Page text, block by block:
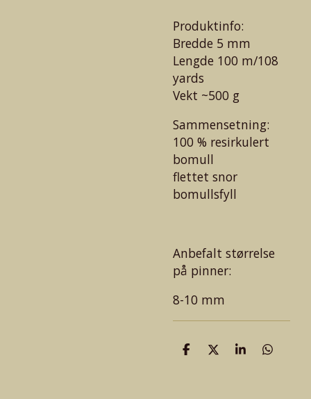
Produktinfo:
Bredde 5 mm
Lengde 100 m/108
yards
Vekt ~500 g
Sammensetning:
100 % resirkulert
bomull
flettet snor
bomullsfyll
Anbefalt størrelse
på pinner:
8-10 mm
D
D
D
D